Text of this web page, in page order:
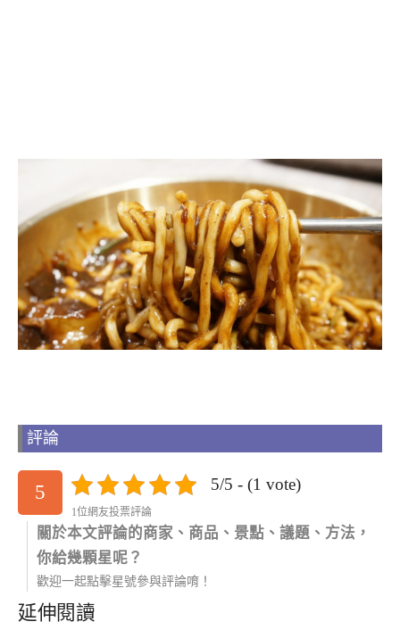
評論
5 5/5 - (1 vote)
1位網友投票評論
關於本文評論的商家、商品、景點、議題、方法，
你給幾顆星呢？
歡迎一起點擊星號參與評論唷！
延伸閱讀